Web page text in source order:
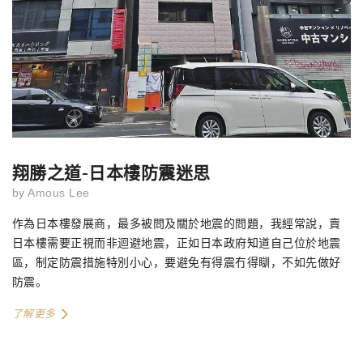
翔勝之道-日本樓防震迷思
by Amous Lee
作為日本樓發展商，最多被問及關於地震的問題，我經常說，賣
日本樓需要正視而非迴避地震，正如日本政府知道自己位於地震
區，制定防震措施特別小心，要避免有得震冇得瞓，不如先做好
防震。
了解更多